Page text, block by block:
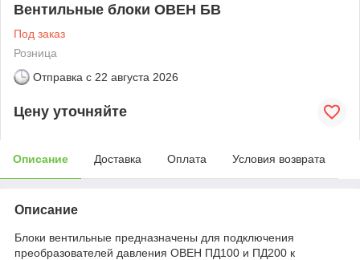
Вентильные блоки ОВЕН БВ
Под заказ
Розница
Отправка с 22 августа 2026
Цену уточняйте
Описание Доставка Оплата Условия возврата
Описание
Блоки вентильные предназначены для подключения
преобразователей давления ОВЕН ПД100 и ПД200 к